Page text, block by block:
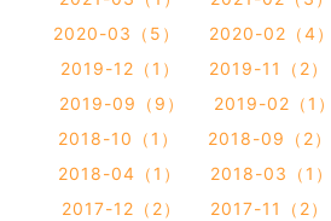
2020-03（5）
2020-02（4）
2019-12（1）
2019-11（2）
2019-09（9）
2019-02（1）
2018-10（1）
2018-09（2）
2018-04（1）
2018-03（1）
2017-12（2）
2017-11（2）